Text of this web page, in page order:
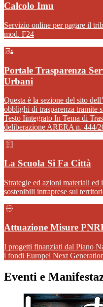
Calcolo Imu
Servizio online per pagare il
mod. F24
Portale Trasparenza
Urbani
Questa è la sezione del sito
obblighi di trasparenza tramite
Testo Iintegrato In Tema di
deliberazione ARERA n. 444/
La Scuola Si Fa Città
Strategie ed azioni materiali
sostenibili intraprese sul
Attuazione Misure
I progetti finanziati dal Piano
i fondi Europei Next
Eventi e